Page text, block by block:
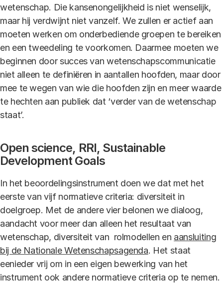
wetenschap. Die kansenongelijkheid is niet wenselijk,
maar hij verdwijnt niet vanzelf. We zullen er actief aan
moeten werken om onderbediende groepen te bereiken
en een tweedeling te voorkomen. Daarmee moeten we
beginnen door succes van wetenschapscommunicatie
niet alleen te definiëren in aantallen hoofden, maar door
mee te wegen van wie die hoofden zijn en meer waarde
te hechten aan publiek dat ‘verder van de wetenschap
staat’.
Open science, RRI, Sustainable
Development Goals
In het beoordelingsinstrument doen we dat met het
eerste van vijf normatieve criteria: diversiteit in
doelgroep. Met de andere vier belonen we dialoog,
aandacht voor meer dan alleen het resultaat van
wetenschap, diversiteit van rolmodellen en aansluiting
bij de Nationale Wetenschapsagenda. Het staat
eenieder vrij om in een eigen bewerking van het
instrument ook andere normatieve criteria op te nemen.